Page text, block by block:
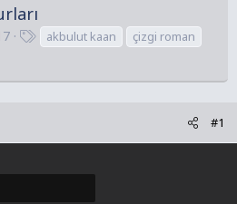
e
akbulut kaan
çizgi roman
#1